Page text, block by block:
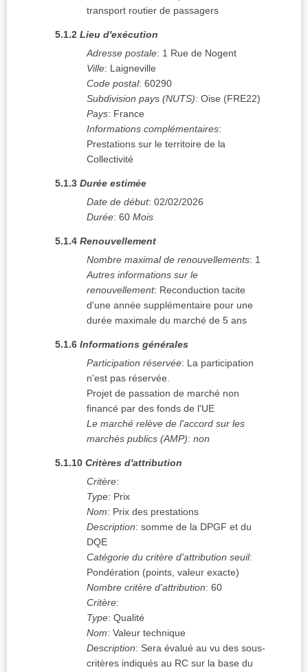
transport routier de passagers
5.1.2 Lieu d'exécution
Adresse postale: 1 Rue de Nogent
Ville: Laigneville
Code postal: 60290
Subdivision pays (NUTS): Oise (FRE22)
Pays: France
Informations complémentaires:
Prestations sur le territoire de la
Collectivité
5.1.3 Durée estimée
Date de début: 02/02/2026
Durée: 60 Mois
5.1.4 Renouvellement
Nombre maximal de renouvellements: 1
Autres informations sur le
renouvellement: Reconduction tacite
d'une année supplémentaire pour une
durée maximale du marché de 5 ans
5.1.6 Informations générales
Participation réservée: La participation
n'est pas réservée.
Projet de passation de marché non
financé par des fonds de l'UE
Le marché relève de l'accord sur les
marchés publics (AMP): non
5.1.10 Critères d'attribution
Critère:
Type: Prix
Nom: Prix des prestations
Description: somme de la DPGF et du
DQE
Catégorie du critère d'attribution seuil:
Pondération (points, valeur exacte)
Nombre critère d'attribution: 60
Critère:
Type: Qualité
Nom: Valeur technique
Description: Sera évalué au vu des sous-
critères indiqués au RC sur la base du